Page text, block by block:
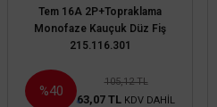
Tem 16A 2P+Topraklama
Monofaze Kauçuk Düz Fiş
215.116.301
%40
105,12 TL
63,07 TL KDV DAHİL